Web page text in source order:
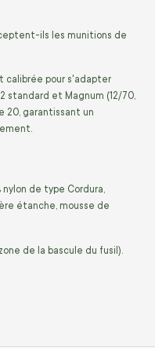
ils les munitions de
pour s'adapter
standard et Magnum (12/70,
20, garantissant un
nylon de type Cordura,
étanche, mousse de
de la bascule du fusil).